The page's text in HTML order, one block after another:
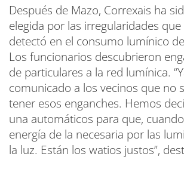
Después de Mazo, Correxais ha
elegida por las irregularidades
detectó en el consumo lumínico
Los funcionarios descubrieron
de particulares a la red lumínica.
comunicado a los vecinos que no
tener esos enganches. Hemos
una automáticos para que,
energía de la necesaria por las
la luz. Están los watios justos”,